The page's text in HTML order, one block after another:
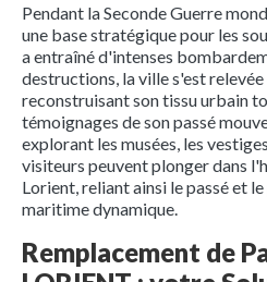
Pendant la Seconde Guerre
une base stratégique pour les
a entraîné d'intenses
destructions, la ville s'est relevée
reconstruisant son tissu urbain
témoignages de son passé
explorant les musées, les
visiteurs peuvent plonger dans
Lorient, reliant ainsi le passé et
maritime dynamique.
Remplacement de